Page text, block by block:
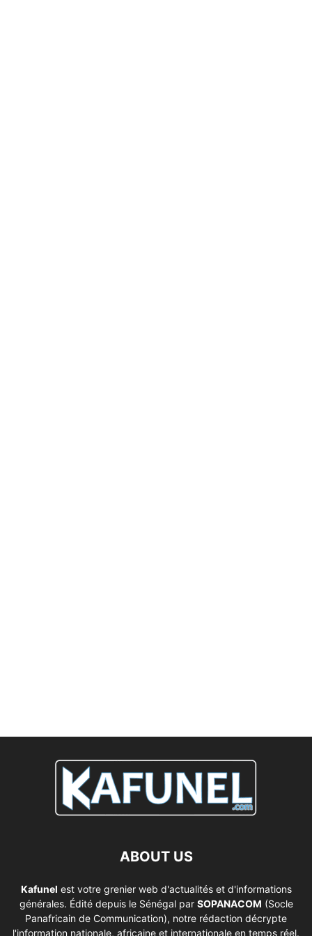
ABOUT US
Kafunel est votre grenier web d'actualités et d'informations
générales. Édité depuis le Sénégal par SOPANACOM (Socle
Panafricain de Communication), notre rédaction décrypte
l'information nationale, africaine et internationale en temps réel.